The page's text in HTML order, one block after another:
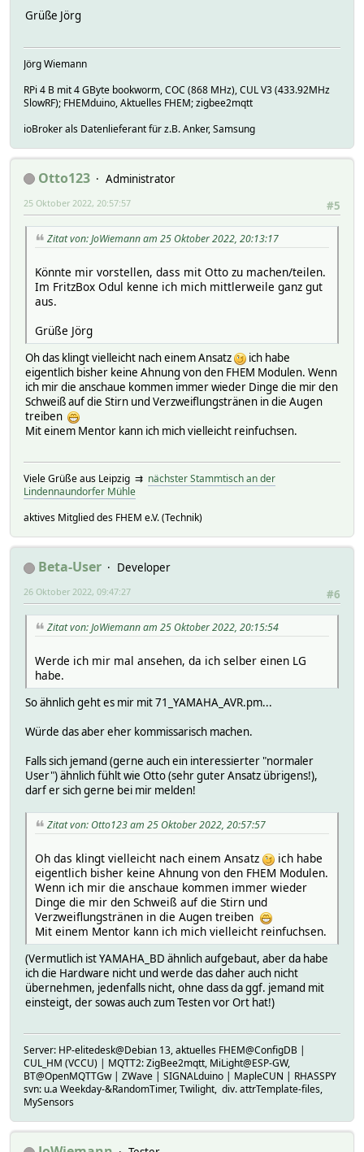
Grüße Jörg
Jörg Wiemann
RPi 4 B mit 4 GByte bookworm, COC (868 MHz), CUL V3 (433.92MHz
SlowRF); FHEMduino, Aktuelles FHEM; zigbee2mqtt
ioBroker als Datenlieferant für z.B. Anker, Samsung
Otto123
Administrator
#5
25 Oktober 2022, 20:57:57
Zitat von: JoWiemann am 25 Oktober 2022, 20:13:17
Könnte mir vorstellen, dass mit Otto zu machen/teilen.
Im FritzBox Odul kenne ich mich mittlerweile ganz gut
aus.
Grüße Jörg
Oh das klingt vielleicht nach einem Ansatz
ich habe
eigentlich bisher keine Ahnung von den FHEM Modulen. Wenn
ich mir die anschaue kommen immer wieder Dinge die mir den
Schweiß auf die Stirn und Verzweiflungstränen in die Augen
treiben
Mit einem Mentor kann ich mich vielleicht reinfuchsen.
Viele Grüße aus Leipzig ⇉ nächster Stammtisch an der
Lindennaundorfer Mühle
aktives Mitglied des FHEM e.V. (Technik)
Beta-User
Developer
#6
26 Oktober 2022, 09:47:27
Zitat von: JoWiemann am 25 Oktober 2022, 20:15:54
Werde ich mir mal ansehen, da ich selber einen LG
habe.
So ähnlich geht es mir mit 71_YAMAHA_AVR.pm...
Würde das aber eher kommissarisch machen.
Falls sich jemand (gerne auch ein interessierter "normaler
User") ähnlich fühlt wie Otto (sehr guter Ansatz übrigens!),
darf er sich gerne bei mir melden!
Zitat von: Otto123 am 25 Oktober 2022, 20:57:57
Oh das klingt vielleicht nach einem Ansatz
ich habe
eigentlich bisher keine Ahnung von den FHEM Modulen.
Wenn ich mir die anschaue kommen immer wieder
Dinge die mir den Schweiß auf die Stirn und
Verzweiflungstränen in die Augen treiben
Mit einem Mentor kann ich mich vielleicht reinfuchsen.
(Vermutlich ist YAMAHA_BD ähnlich aufgebaut, aber da habe
ich die Hardware nicht und werde das daher auch nicht
übernehmen, jedenfalls nicht, ohne dass da ggf. jemand mit
einsteigt, der sowas auch zum Testen vor Ort hat!)
Server: HP-elitedesk@Debian 13, aktuelles FHEM@ConfigDB |
CUL_HM (VCCU) | MQTT2: ZigBee2mqtt, MiLight@ESP-GW,
BT@OpenMQTTGw | ZWave | SIGNALduino | MapleCUN | RHASSPY
svn: u.a Weekday-&RandomTimer, Twilight, div. attrTemplate-files,
MySensors